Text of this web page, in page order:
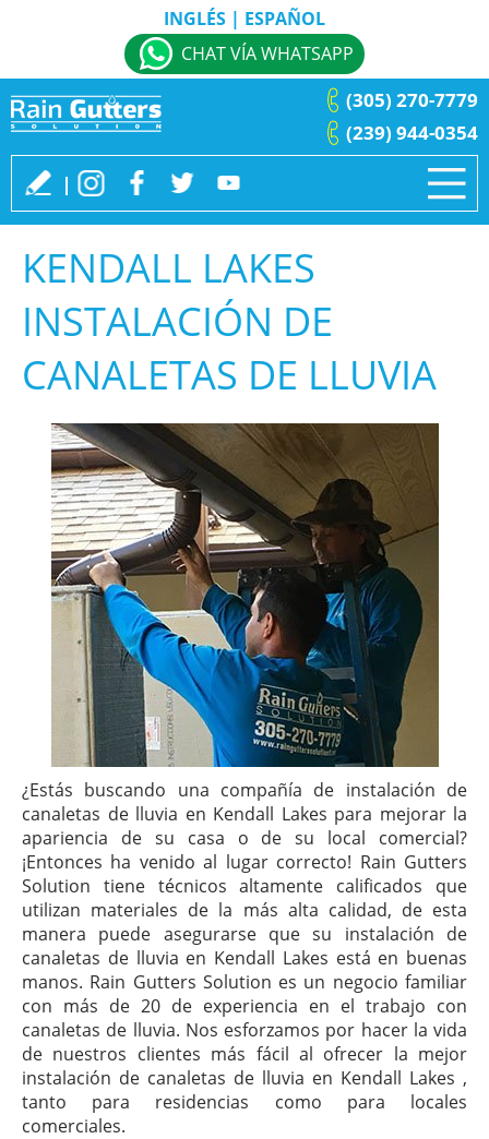
INGLÉS | ESPAÑOL
CHAT VÍA WHATSAPP
(239) 944-0354
(305) 270-7779
KENDALL LAKES
INSTALACIÓN DE
CANALETAS DE LLUVIA
¿Estás buscando una compañía de instalación de
canaletas de lluvia en Kendall Lakes para mejorar la
apariencia de su casa o de su local comercial?
¡Entonces ha venido al lugar correcto! Rain Gutters
Solution tiene técnicos altamente calificados que
utilizan materiales de la más alta calidad, de esta
manera puede asegurarse que su instalación de
canaletas de lluvia en Kendall Lakes está en buenas
manos. Rain Gutters Solution es un negocio familiar
con más de 20 de experiencia en el trabajo con
canaletas de lluvia. Nos esforzamos por hacer la vida
de nuestros clientes más fácil al ofrecer la mejor
instalación de canaletas de lluvia en Kendall Lakes ,
tanto para residencias como para locales
comerciales.